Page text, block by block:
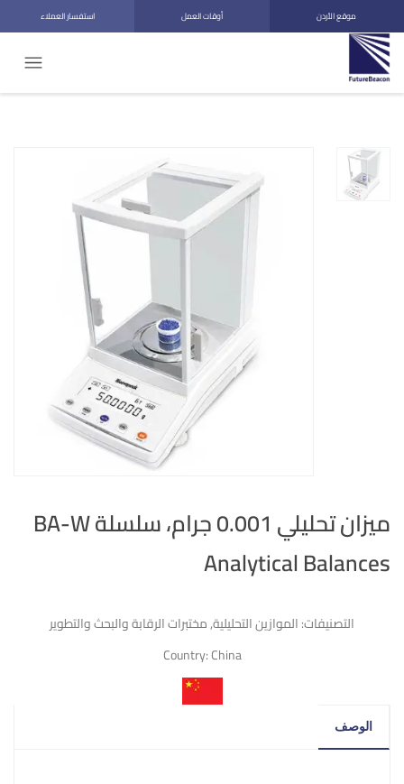
موقع الأردن أوقات العمل استفسار العملاء
ميزان تحليلي 0.001 جرام، سلسلة BA-W
Analytical Balances
التصنيفات:الموازين التحليلية,مختبرات الرقابة والبحث والتطوير
Country:China
الوصف